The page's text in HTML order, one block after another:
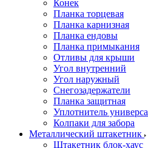
Конек
Планка торцевая
Планка карнизная
Планка ендовы
Планка примыкания
Отливы для крыши
Угол внутренний
Угол наружный
Снегозадержатели
Планка защитная
Уплотнитель
Колпаки для забора
Металлический штакетник
Штакетник блок-хаус